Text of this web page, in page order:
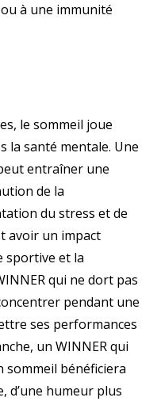
à une immunité
le sommeil joue
la santé mentale. Une
entraîner une
de la
du stress et de
avoir un impact
sportive et la
qui ne dort pas
pendant une
ses performances
un WINNER qui
sommeil bénéficiera
d’une humeur plus